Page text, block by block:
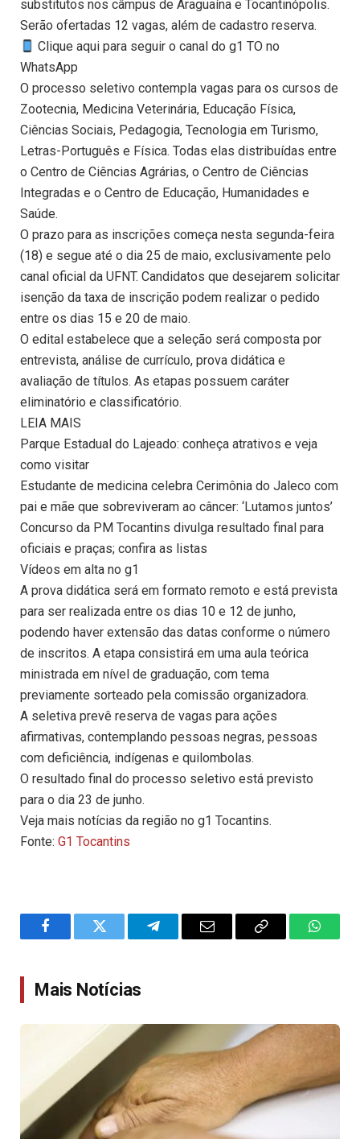
substitutos nos câmpus de Araguaína e Tocantinópolis.
Serão ofertadas 12 vagas, além de cadastro reserva.
Clique aqui para seguir o canal do g1 TO no
WhatsApp
O processo seletivo contempla vagas para os cursos de
Zootecnia, Medicina Veterinária, Educação Física,
Ciências Sociais, Pedagogia, Tecnologia em Turismo,
Letras-Português e Física. Todas elas distribuídas entre
o Centro de Ciências Agrárias, o Centro de Ciências
Integradas e o Centro de Educação, Humanidades e
Saúde.
O prazo para as inscrições começa nesta segunda-feira
(18) e segue até o dia 25 de maio, exclusivamente pelo
canal oficial da UFNT. Candidatos que desejarem solicitar
isenção da taxa de inscrição podem realizar o pedido
entre os dias 15 e 20 de maio.
O edital estabelece que a seleção será composta por
entrevista, análise de currículo, prova didática e
avaliação de títulos. As etapas possuem caráter
eliminatório e classificatório.
LEIA MAIS
Parque Estadual do Lajeado: conheça atrativos e veja
como visitar
Estudante de medicina celebra Cerimônia do Jaleco com
pai e mãe que sobreviveram ao câncer: ‘Lutamos juntos’
Concurso da PM Tocantins divulga resultado final para
oficiais e praças; confira as listas
Vídeos em alta no g1
A prova didática será em formato remoto e está prevista
para ser realizada entre os dias 10 e 12 de junho,
podendo haver extensão das datas conforme o número
de inscritos. A etapa consistirá em uma aula teórica
ministrada em nível de graduação, com tema
previamente sorteado pela comissão organizadora.
A seletiva prevê reserva de vagas para ações
afirmativas, contemplando pessoas negras, pessoas
com deficiência, indígenas e quilombolas.
O resultado final do processo seletivo está previsto
para o dia 23 de junho.
Veja mais notícias da região no g1 Tocantins.
Fonte: G1 Tocantins
FacebookTwitter TelegramEmail
Copy
Mais Notícias